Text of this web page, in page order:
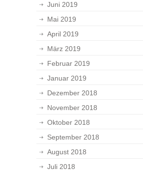
Juni 2019
Mai 2019
April 2019
März 2019
Februar 2019
Januar 2019
Dezember 2018
November 2018
Oktober 2018
September 2018
August 2018
Juli 2018